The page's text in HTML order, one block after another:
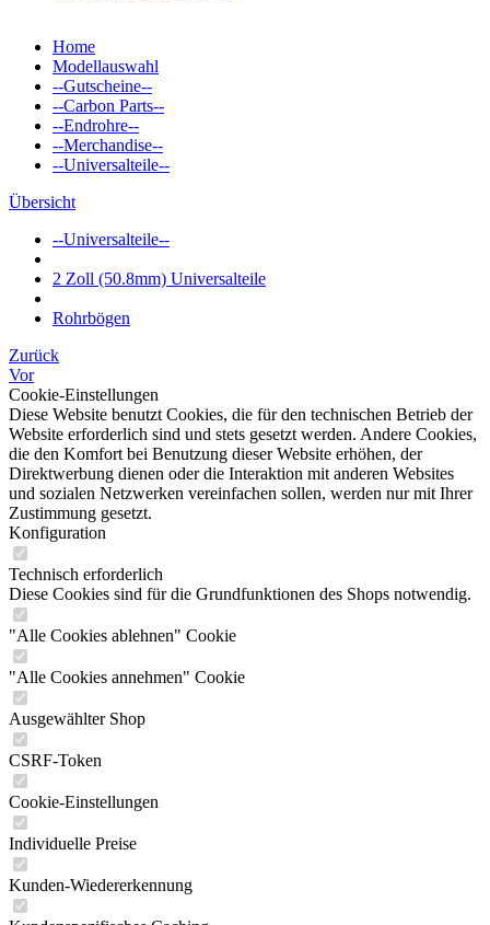
Home
Modellauswahl
--Gutscheine--
--Carbon Parts--
--Endrohre--
--Merchandise--
--Universalteile--
Übersicht
--Universalteile--
2 Zoll (50.8mm) Universalteile
Rohrbögen
Zurück
Vor
Cookie-Einstellungen
Diese Website benutzt Cookies, die für den technischen Betrieb der
Website erforderlich sind und stets gesetzt werden. Andere Cookies,
die den Komfort bei Benutzung dieser Website erhöhen, der
Direktwerbung dienen oder die Interaktion mit anderen Websites
und sozialen Netzwerken vereinfachen sollen, werden nur mit Ihrer
Zustimmung gesetzt.
Konfiguration
Technisch erforderlich
Diese Cookies sind für die Grundfunktionen des Shops notwendig.
"Alle Cookies ablehnen" Cookie
"Alle Cookies annehmen" Cookie
Ausgewählter Shop
CSRF-Token
Cookie-Einstellungen
Individuelle Preise
Kunden-Wiedererkennung